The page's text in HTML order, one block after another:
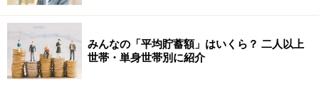
財形貯蓄制度には財形住宅・財形年金・一
般財形の3種類がある
みんなの「平均貯蓄額」はいくら？ 二人以上
世帯・単身世帯別に紹介